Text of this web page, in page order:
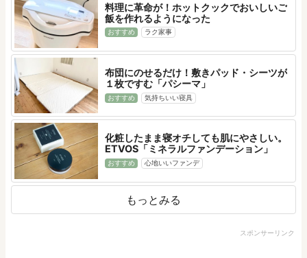
料理に革命が！ホットクックでおいしいご
飯を作れるようになった
おすすめ ラク家事
布団にのせるだけ！敷きパッド・シーツが
１枚ですむ「パシーマ」
おすすめ 気持ちいい寝具
化粧したまま寝オチしても肌にやさしい。
ETVOS「ミネラルファンデーション」
おすすめ 心地いいファンデ
もっとみる
スポンサーリンク